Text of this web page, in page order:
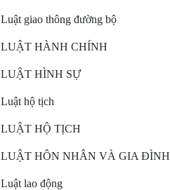
Luật giao thông đường bộ
LUẬT HÀNH CHÍNH
LUẬT HÌNH SỰ
Luật hộ tịch
LUẬT HỘ TỊCH
LUẬT HÔN NHÂN VÀ GIA ĐÌNH
Luật lao động